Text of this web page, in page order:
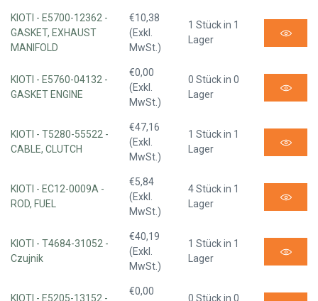
KIOTI - E5700-12362 -
GASKET, EXHAUST
MANIFOLD
€10,38
(Exkl.
MwSt.)
1 Stück in 1
Lager
KIOTI - E5760-04132 -
GASKET ENGINE
€0,00
(Exkl.
MwSt.)
0 Stück in 0
Lager
KIOTI - T5280-55522 -
CABLE, CLUTCH
€47,16
(Exkl.
MwSt.)
1 Stück in 1
Lager
KIOTI - EC12-0009A -
ROD, FUEL
€5,84
(Exkl.
MwSt.)
4 Stück in 1
Lager
KIOTI - T4684-31052 -
Czujnik
€40,19
(Exkl.
MwSt.)
1 Stück in 1
Lager
KIOTI - E5205-13152 -
€0,00
0 Stück in 0